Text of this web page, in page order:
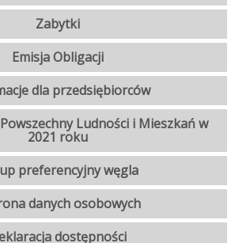
Zabytki
Emisja Obligacji
dla przedsiębiorców
Ludności i Mieszkań w
2021 roku
preferencyjny węgla
danych osobowych
dostępności